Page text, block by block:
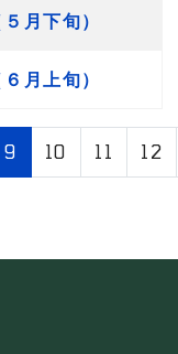
月下旬）
月上旬）
9 / 13
9 10 11 12